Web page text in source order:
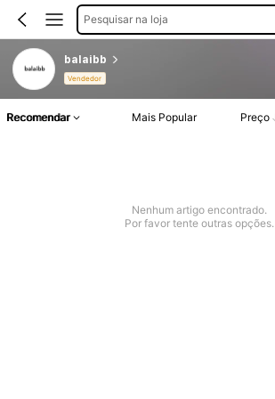
Pesquisar na loja
balaibb
Vendedor
Recomendar Mais Popular Preço
Nenhum artigo encontrado.
Por favor tente outras opções.